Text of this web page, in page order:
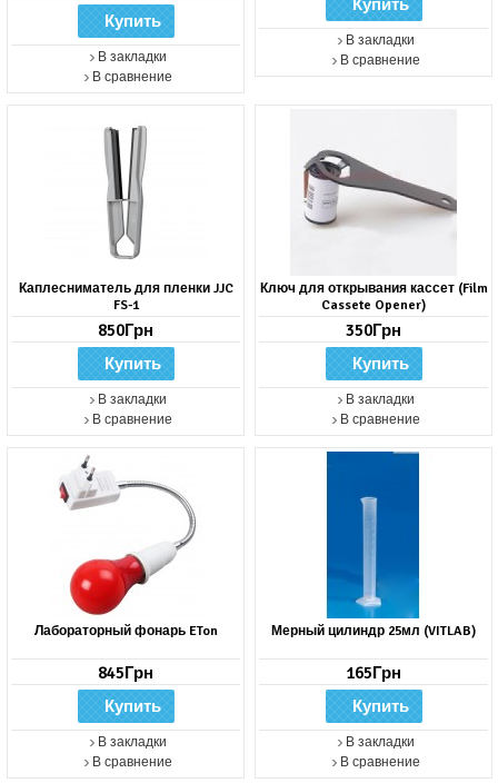
В закладки
В сравнение
В закладки
В сравнение
Каплесниматель для пленки JJC
FS-1
850Грн
В закладки
В сравнение
Ключ для открывания кассет (Film
Cassete Opener)
350Грн
В закладки
В сравнение
Лабораторный фонарь ETon
845Грн
В закладки
В сравнение
Мерный цилиндр 25мл (VITLAB)
165Грн
В закладки
В сравнение